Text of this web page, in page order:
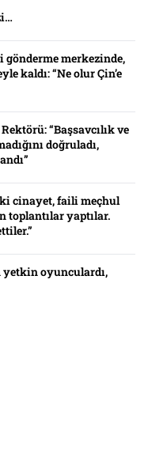
gönderme merkezinde,
kaldı: “Ne olur Çin’e
“Başsavcılık ve
doğruladı,
cinayet, faili meçhul
toplantılar yaptılar.
yetkin oyunculardı,